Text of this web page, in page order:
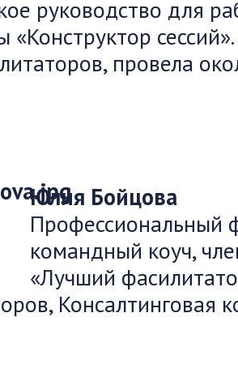
руководство для
провела
Юлия Бойцова
Профессиональный
командный коуч,
«Лучший
Консалтинговая